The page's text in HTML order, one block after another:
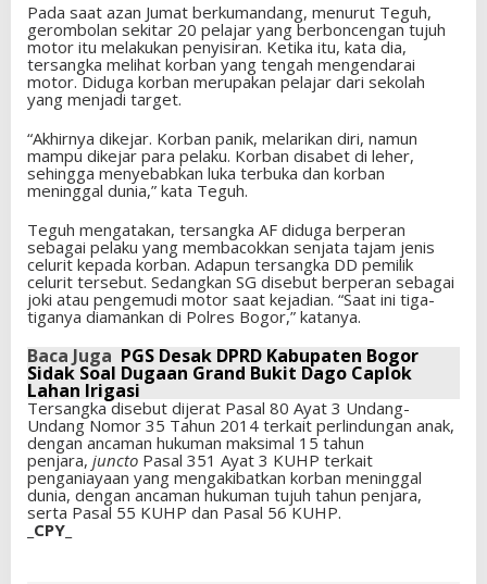
Pada saat azan Jumat berkumandang, menurut Teguh,
gerombolan sekitar 20 pelajar yang berboncengan tujuh
motor itu melakukan penyisiran. Ketika itu, kata dia,
tersangka melihat korban yang tengah mengendarai
motor. Diduga korban merupakan pelajar dari sekolah
yang menjadi target.
“Akhirnya dikejar. Korban panik, melarikan diri, namun
mampu dikejar para pelaku. Korban disabet di leher,
sehingga menyebabkan luka terbuka dan korban
meninggal dunia,” kata Teguh.
Teguh mengatakan, tersangka AF diduga berperan
sebagai pelaku yang membacokkan senjata tajam jenis
celurit kepada korban. Adapun tersangka DD pemilik
celurit tersebut. Sedangkan SG disebut berperan sebagai
joki atau pengemudi motor saat kejadian. “Saat ini tiga-
tiganya diamankan di Polres Bogor,” katanya.
Baca Juga PGS Desak DPRD Kabupaten Bogor
Sidak Soal Dugaan Grand Bukit Dago Caplok
Lahan Irigasi
Tersangka disebut dijerat Pasal 80 Ayat 3 Undang-
Undang Nomor 35 Tahun 2014 terkait perlindungan anak,
dengan ancaman hukuman maksimal 15 tahun
penjara, juncto Pasal 351 Ayat 3 KUHP terkait
penganiayaan yang mengakibatkan korban meninggal
dunia, dengan ancaman hukuman tujuh tahun penjara,
serta Pasal 55 KUHP dan Pasal 56 KUHP.
_CPY_